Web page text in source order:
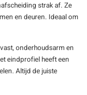
strak af. Ze
en deuren. Ideaal om
onderhoudsarm en
eindprofiel heeft een
Altijd de juiste